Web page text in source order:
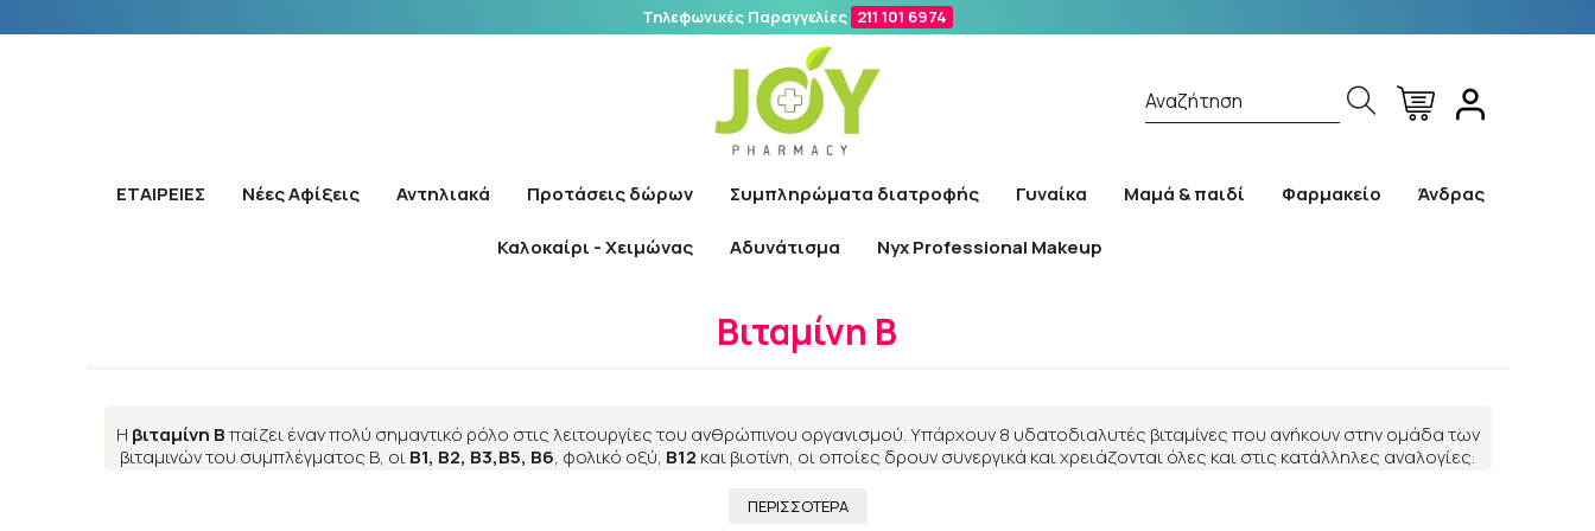
Τηλεφωνικές Παραγγελίες 211 101 6974
Αναζήτηση
ΕΤΑΙΡΕΙΕΣ Νέες Αφίξεις Αντηλιακά Προτάσεις δώρων Συμπληρώματα διατροφής Γυναίκα Μαμά & παιδί Φαρμακείο Άνδρας
Καλοκαίρι - Χειμώνας Αδυνάτισμα Nyx Professional Makeup
Αναζήτηση
Αρχική / Συμπληρώματα διατροφής Βιταμίνες / Βιταμίνη Β
Βιταμίνη Β
Η βιταμίνη Βπαίζει έναν πολύ σημαντικό ρόλο στις λειτουργίες του ανθρώπινου οργανισμού. Υπάρχουν 8 υδατοδιαλυτές βιταμίνες που ανήκουν στην ομάδα των
βιταμινών του συμπλέγματος Β, οιΒ1, B2, Β3,B5, Β6, φολικό οξύ, B12 και βιοτίνη, οι οποίες δρουν συνεργικά και χρειάζονται όλες και στις κατάλληλες αναλογίες.
ΠΕΡΙΣΣΟΤΕΡΑ